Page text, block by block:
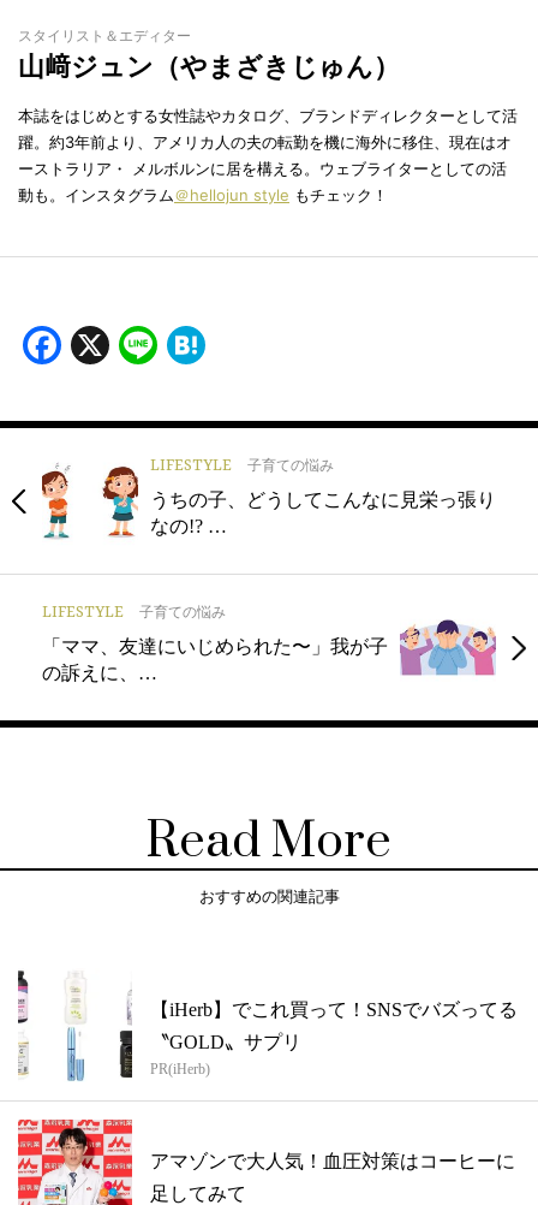
スタイリスト＆エディター
山﨑ジュン（やまざきじゅん）
本誌をはじめとする女性誌やカタログ、ブランドディレクターとして活
躍。約3年前より、アメリカ人の夫の転勤を機に海外に移住、現在はオ
ーストラリア・ メルボルンに居を構える。ウェブライターとしての活
動も。インスタグラム＠hellojun style もチェック！
Facebook
X Line
LIFESTYLE 子育ての悩み
うちの子、どうしてこんなに見栄っ張り
なの!? …
LIFESTYLE 子育ての悩み
「ママ、友達にいじめられた〜」我が子
の訴えに、…
Read More
おすすめの関連記事
【iHerb】でこれ買って！SNSでバズってる
〝GOLD〟サプリ
PR(iHerb)
アマゾンで大人気！血圧対策はコーヒーに
足してみて